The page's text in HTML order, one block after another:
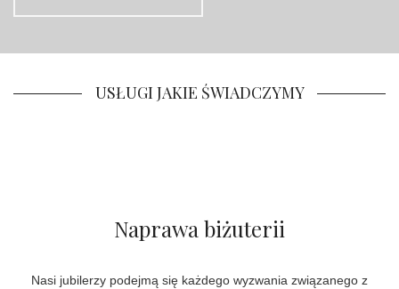
USŁUGI JAKIE ŚWIADCZYMY
Naprawa biżuterii
Nasi jubilerzy podejmą się każdego wyzwania związanego z